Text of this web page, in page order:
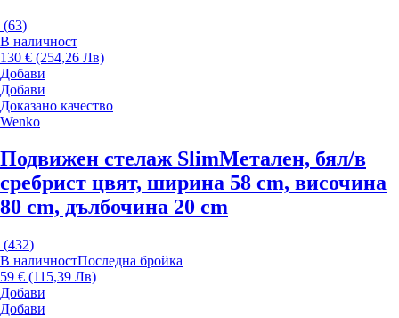
(63)
В наличност
130 € (254,26 Лв)
Добави
Добави
Доказано качество
Wenko
Подвижен стелаж SlimМетален, бял/в
сребрист цвят, ширина 58 cm, височина
80 cm, дълбочина 20 cm
(432)
В наличностПоследна бройка
59 € (115,39 Лв)
Добави
Добави